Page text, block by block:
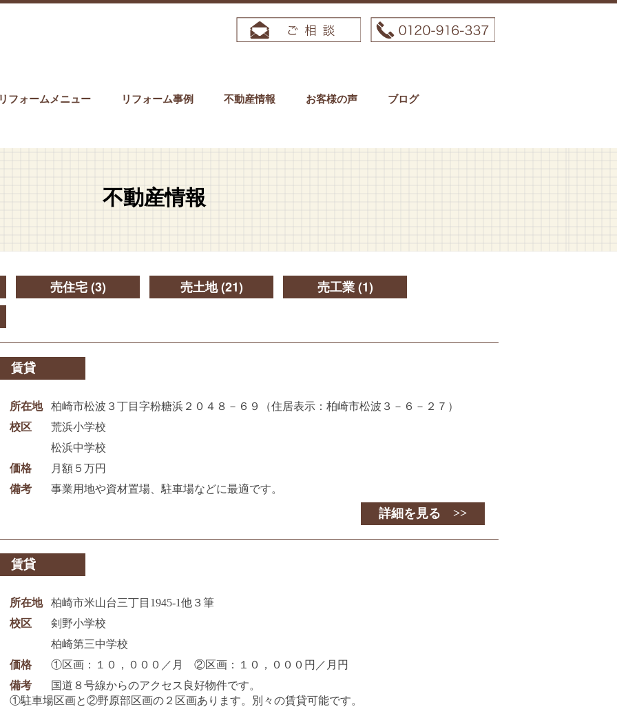
フォームメニュー リフォーム事例 不動産情報 お客様の声 ブログ
不動産情報
売住宅(3) 売土地(21) 売工業(1)
賃貸
所在地
柏崎市松波３丁目字粉糖浜２０４８－６９（住居表示：柏崎市松波３－６－２７）
校区
荒浜小学校
松浜中学校
価格
月額５万円
備考
事業用地や資材置場、駐車場などに最適です。
詳細を見る >>
賃貸
所在地
柏崎市米山台三丁目1945‐1他３筆
校区
剣野小学校
柏崎第三中学校
価格
①区画：１０，０００／月 ②区画：１０，０００円／月円
備考
国道８号線からのアクセス良好物件です。
①駐車場区画と②野原部区画の２区画あります。別々の賃貸可能です。